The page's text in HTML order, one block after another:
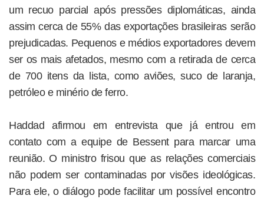
um recuo parcial após pressões diplomáticas, ainda
assim cerca de 55% das exportações brasileiras serão
prejudicadas. Pequenos e médios exportadores devem
ser os mais afetados, mesmo com a retirada de cerca
de 700 itens da lista, como aviões, suco de laranja,
petróleo e minério de ferro.
Haddad afirmou em entrevista que já entrou em
contato com a equipe de Bessent para marcar uma
reunião. O ministro frisou que as relações comerciais
não podem ser contaminadas por visões ideológicas.
Para ele, o diálogo pode facilitar um possível encontro